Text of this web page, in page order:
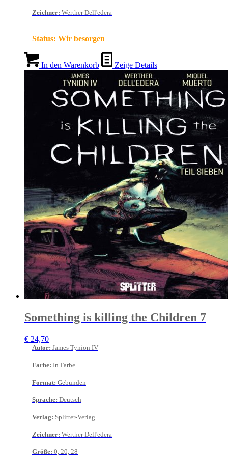
Zeichner: Werther Dell'edera
Status: Wir besorgen
In den Warenkorb Zeige Details
Something is killing the Children 7
€ 24,70
Autor: James Tynion IV
Farbe: In Farbe
Format: Gebunden
Sprache: Deutsch
Verlag: Splitter-Verlag
Zeichner: Werther Dell'edera
Größe: 0, 20, 28